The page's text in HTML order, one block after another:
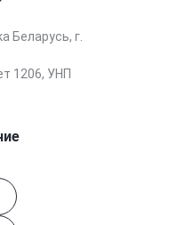
Беларусь, г.
1206, УНП